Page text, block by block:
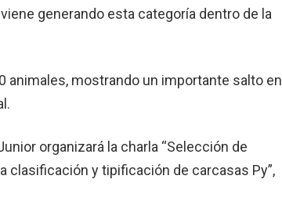
generando esta categoría dentro de la
animales, mostrando un importante salto en
organizará la charla “Selección de
clasificación y tipificación de carcasas Py”,